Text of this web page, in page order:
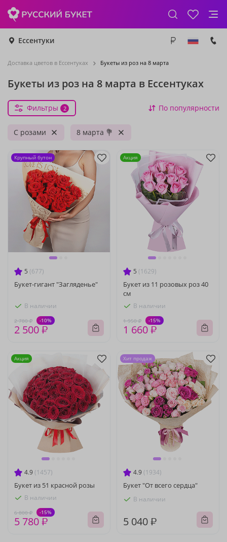
Ессентуки
Доставка цветов в Ессентуках Букеты из роз на 8 марта
Букеты из роз на 8 марта в Ессентуках
Фильтры 2 По популярности
С розами 8 марта 💐
5 (677)
Букет-гигант "Загляденье"
В наличии
2 780 ₽ -10%
2 500 ₽
Крупный бутон
5 (1629)
Букет из 11 розовых роз 40
см
В наличии
1 950 ₽ -15%
1 660 ₽
Акция
4.9 (1457)
Букет из 51 красной розы
В наличии
6 800 ₽ -15%
5 780 ₽
Акция
4.9 (1934)
Букет "От всего сердца"
В наличии
5 040 ₽
Хит продаж